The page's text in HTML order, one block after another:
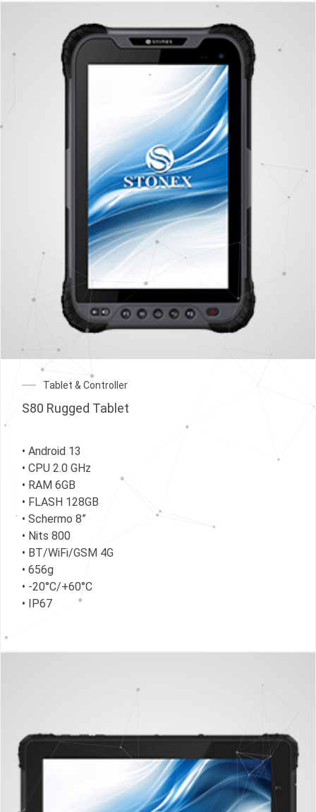
Tablet & Controller
S80 Rugged Tablet
• Android 13
• CPU 2.0 GHz
• RAM 6GB
• FLASH 128GB
• Schermo 8”
• Nits 800
• BT/WiFi/GSM 4G
• 656g
• -20°C/+60°C
• IP67